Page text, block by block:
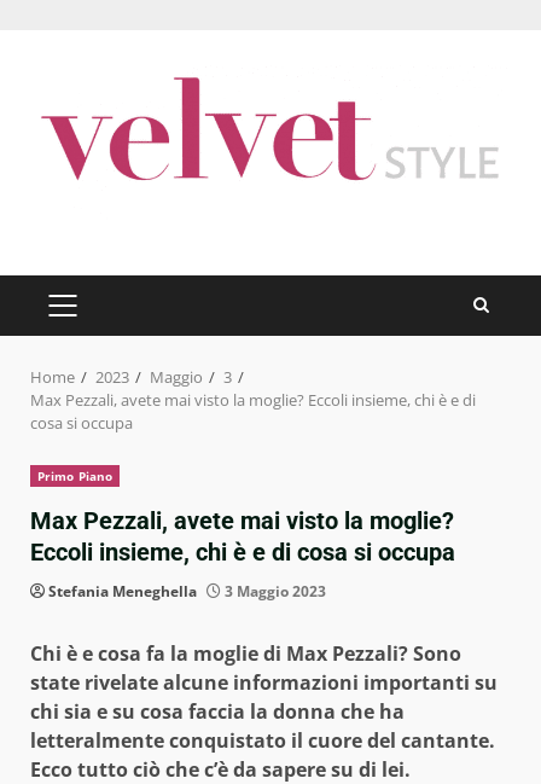
PRIMARY
MENU
Home 2023 Maggio
3
Max Pezzali, avete mai visto la moglie? Eccoli insieme, chi è e di
cosa si occupa
Primo Piano
Max Pezzali, avete mai visto la moglie?
Eccoli insieme, chi è e di cosa si occupa
Stefania Meneghella 3 Maggio 2023
Chi è e cosa fa la moglie di Max Pezzali? Sono
state rivelate alcune informazioni importanti su
chi sia e su cosa faccia la donna che ha
letteralmente conquistato il cuore del cantante.
Ecco tutto ciò che c’è da sapere su di lei.